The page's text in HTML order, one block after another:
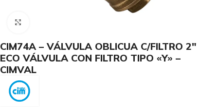
CIM74A – VÁLVULA OBLICUA C/FILTRO 2″
ECO VÁLVULA CON FILTRO TIPO «Y» –
CIMVAL